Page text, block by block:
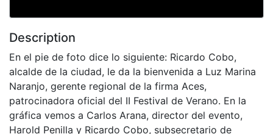
Description
En el pie de foto dice lo siguiente: Ricardo Cobo,
alcalde de la ciudad, le da la bienvenida a Luz Marina
Naranjo, gerente regional de la firma Aces,
patrocinadora oficial del II Festival de Verano. En la
gráfica vemos a Carlos Arana, director del evento,
Harold Penilla y Ricardo Cobo, subsecretario de